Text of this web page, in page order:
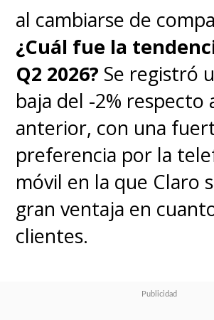
al cambiarse de
¿Cuál fue la
Q2 2026? Se registró
baja del -2% respecto
anterior, con una
preferencia por la
móvil en la que Claro
gran ventaja en
clientes.